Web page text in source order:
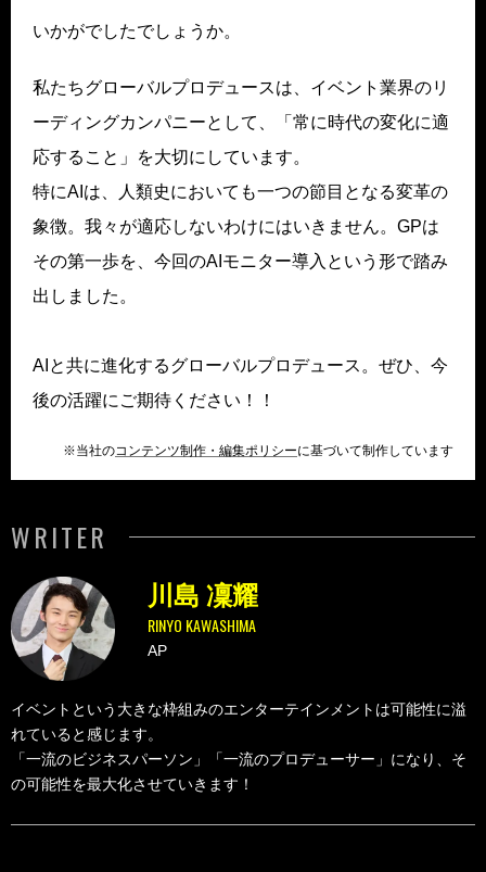
いかがでしたでしょうか。
私たちグローバルプロデュースは、イベント業界のリ
ーディングカンパニーとして、「常に時代の変化に適
応すること」を大切にしています。
特にAIは、人類史においても一つの節目となる変革の
象徴。我々が適応しないわけにはいきません。GPは
その第一歩を、今回のAIモニター導入という形で踏み
出しました。
AIと共に進化するグローバルプロデュース。ぜひ、今
後の活躍にご期待ください！！
※当社のコンテンツ制作・編集ポリシーに基づいて制作しています
WRITER
RINYO KAWASHIMA
川島 凜耀
AP
イベントという大きな枠組みのエンターテインメントは可能性に溢
れていると感じます。
「一流のビジネスパーソン」「一流のプロデューサー」になり、そ
の可能性を最大化させていきます！